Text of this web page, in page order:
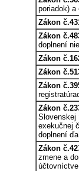
poriadok)
Zákon
Zákon
doplnení
Zákon
Zákon
Zákon
Zákon
Slovenskej
exekučnej
doplnení
Zákon
zmene a